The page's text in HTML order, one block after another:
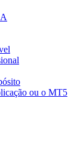
ou o MT5